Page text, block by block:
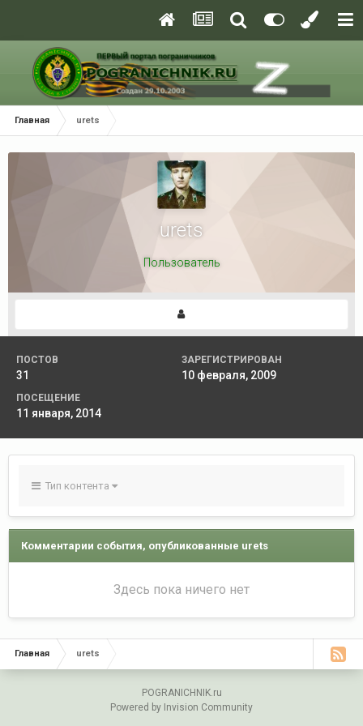
Главная urets
urets
Пользователь
ПОСТОВ
31
ЗАРЕГИСТРИРОВАН
10 февраля, 2009
ПОСЕЩЕНИЕ
11 января, 2014
Тип контента
Комментарии события, опубликованные urets
Здесь пока ничего нет
Главная urets
POGRANICHNIK.ru
Powered by Invision Community